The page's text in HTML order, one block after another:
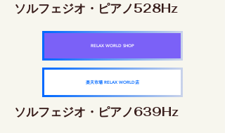
ソルフェジオ・ピアノ528Hz
RELAX WORLD SHOP
楽天市場 RELAX WORLD店
ソルフェジオ・ピアノ639Hz